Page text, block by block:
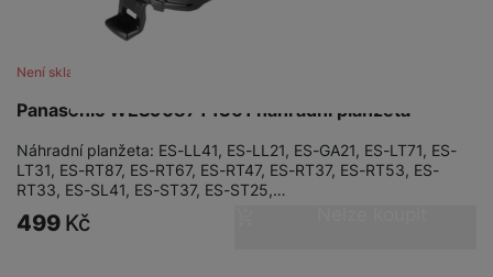
Panasonic WES9087Y1361 náhradní planžeta
Není skladem
Náhradní planžeta: ES-LL41, ES-LL21, ES-GA21, ES-LT71, ES-
LT31, ES-RT87, ES-RT67, ES-RT47, ES-RT37, ES-RT53, ES-
RT33, ES-SL41, ES-ST37, ES-ST25,…
499 Kč